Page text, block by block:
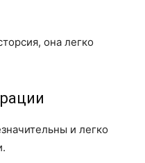
она легко
и легко